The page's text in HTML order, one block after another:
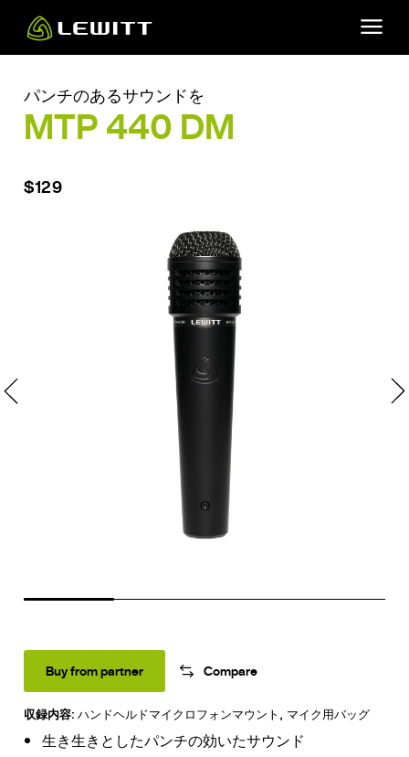
main
パンチのあるサウンドを
MTP 440 DM
生き生きとしたパンチの効いたサウンド
収録内容: ハンドヘルドマイクロフォンマウント , マイク用バッグ
$129
Buy from partner Compare